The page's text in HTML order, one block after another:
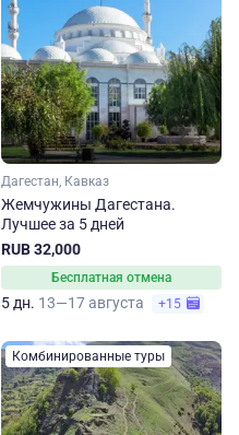
Дагестан, Кавказ
Жемчужины Дагестана.
Лучшее за 5 дней
RUB 32,000
Бесплатная отмена
5 дн. 13—17 августа +15
Комбинированные туры